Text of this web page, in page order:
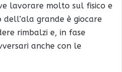
lavorare molto sul fisico e
grande è giocare
rimbalzi e, in fase
anche con le